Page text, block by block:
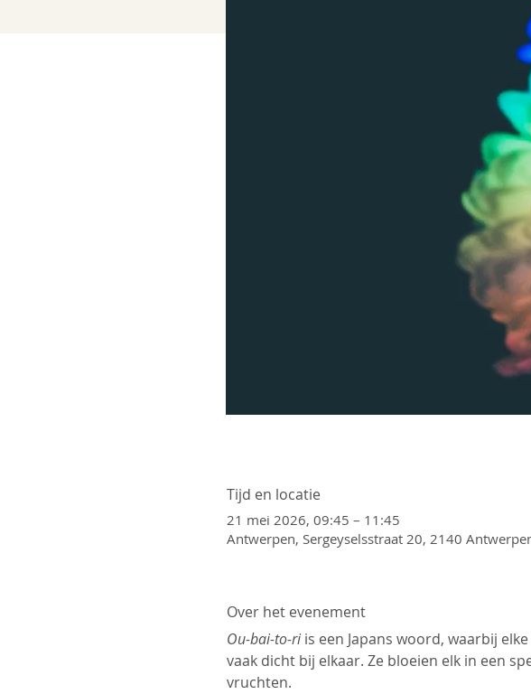
Tijd en locatie
21 mei 2026, 09:45 – 11:45
Antwerpen, Sergeyselsstraat 20, 2140
Over het evenement
Ou-bai-to-ri is een Japans woord, waarbij
vaak dicht bij elkaar. Ze bloeien elk in een
vruchten.